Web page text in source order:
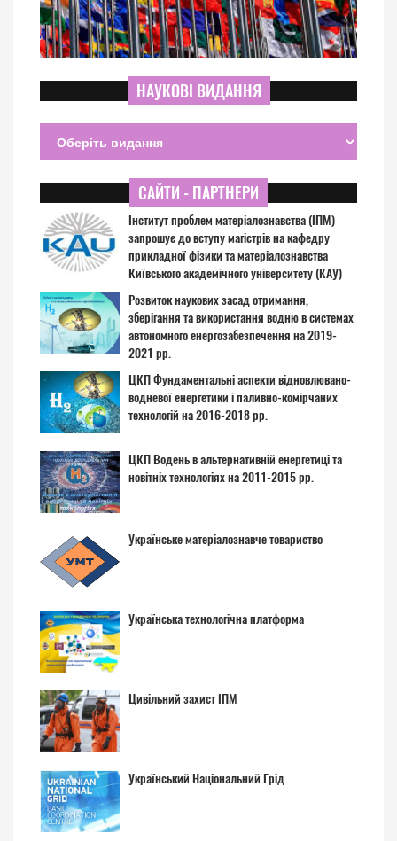
НАУКОВІ ВИДАННЯ
САЙТИ - ПАРТНЕРИ
Інститут проблем матеріалознавства (ІПМ)
запрошує до вступу магістрів на кафедру
прикладної фізики та матеріалознавства
Київського академічного університету (КАУ)
Розвиток наукових засад отримання,
зберігання та використання водню в системах
автономного енергозабезпечення на 2019-
2021 рр.
ЦКП Фундаментальні аспекти відновлювано-
водневої енергетики і паливно-комірчаних
технологій на 2016-2018 рр.
ЦКП Водень в альтернативній енергетиці та
новітніх технологіях на 2011-2015 рр.
Українське матеріалознавче товариство
Українська технологічна платформа
Цивільний захист ІПМ
Український Національний Грід